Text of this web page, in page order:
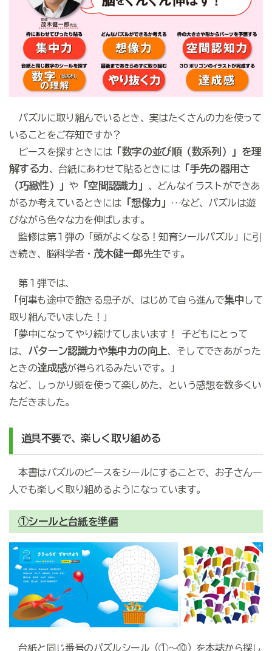
パズルに取り組んでいるとき、実はたくさんの力を使って
いることをご存知ですか？
ピースを探すときには「数字の並び順（数系列）」を理
解する力、台紙にあわせて貼るときには「手先の器用さ
（巧緻性）」 や 「空間認識力」
、どんなイラストができあ
がるか考えているときには「想像力」
…など、パズルは遊
びながら色々な力を伸ばします。
監修は第１弾の「頭がよくなる！知育シールパズル」に引
き続き、脳科学者・ 茂木健一郎先生です。
第１弾では、
「何事も途中で飽きる息子が、はじめて自ら進んで集中 して
取り組んでいました！」
「夢中になってやり続けてしまいます！ 子どもにとって
は、 パターン認識力や集中力の向上、そしてできあがった
ときの達成感が得られるみたいです。」
など、しっかり頭を使って楽しめた、という感想を数多くい
ただきました。
道具不要で、楽しく取り組める
本書はパズルのピースをシールにすることで、お子さん一
人でも楽しく取り組めるようになっています。
①シールと台紙を準備
台紙と同じ番号のパズルシール（①～⑩）を本誌から探し